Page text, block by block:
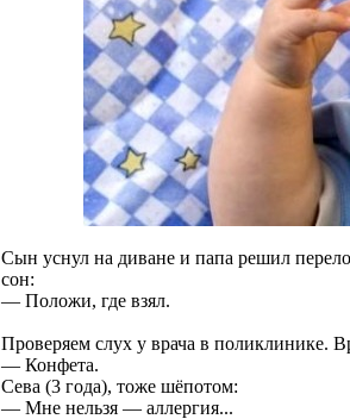
Сын уснул на диване и папа решил
сон:
— Положи, где взял.
Проверяем слух у врача в поликлинике.
— Конфета.
Сева (3 года), тоже шёпотом:
— Мне нельзя — аллергия...